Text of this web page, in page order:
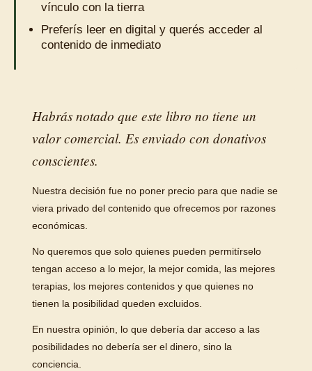
vínculo con la tierra
Preferís leer en digital y querés acceder al
contenido de inmediato
Habrás notado que este libro no tiene un
valor comercial. Es enviado con donativos
conscientes.
Nuestra decisión fue no poner precio para que nadie se
viera privado del contenido que ofrecemos por razones
económicas.
No queremos que solo quienes pueden permitírselo
tengan acceso a lo mejor, la mejor comida, las mejores
terapias, los mejores contenidos y que quienes no
tienen la posibilidad queden excluidos.
En nuestra opinión, lo que debería dar acceso a las
posibilidades no debería ser el dinero, sino la
conciencia.